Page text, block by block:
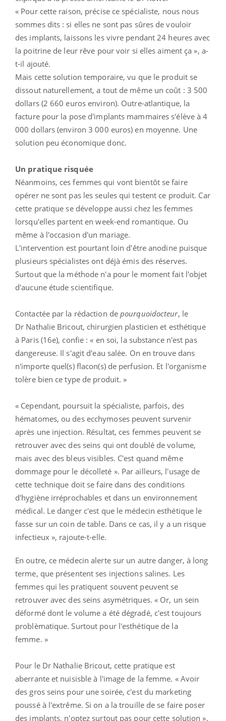
durée de 24h seulement, leur poitrine.
Une solution peu économique
Selon le
New York Times
, les femmes intéressées ont
différents profils. Par exemple, il peut s'agir de
femmes prêtes à réaliser une augmentation mammaire
définitive. « Nous pouvons prendre des photos et les
mettre sur des ordinateurs, mais celles-ci sont parfois
peu réalistes et peuvent mener à de faux espoirs », a
expliqué à la presse américaine le Dr Rowe.
« Pour cette raison, précise ce spécialiste, nous nous
sommes dits : si elles ne sont pas sûres de vouloir
des implants, laissons les vivre pendant 24 heures avec
la poitrine de leur rêve pour voir si elles aiment ça », a-
Mais cette solution temporaire, vu que le produit se
dissout naturellement, a tout de même un coût : 3 500
dollars (2 660 euros environ). Outre-atlantique, la
facture pour la pose d'implants mammaires s'élève à 4
000 dollars (environ 3 000 euros) en moyenne. Une
solution peu économique donc.
Néanmoins, ces femmes qui vont bientôt se faire
opérer ne sont pas les seules qui testent ce produit. Car
cette pratique se développe aussi chez les femmes
lorsqu'elles partent en
week-end romantique. Ou
même à l'occasion d'un mariage.
L'intervention est pourtant loin d'être anodine puisque
plusieurs spécialistes ont déjà émis des réserves.
Surtout que la méthode n'a pour le moment fait l'objet
d'aucune étude scientifique.
Contactée par la rédaction de pourquoidocteur
Dr Nathalie Bricout, chirurgien plasticien et esthétique
à Paris (16e), confie : « en soi, la substance n'est pas
dangereuse. Il s'agit d'eau salée. On en trouve dans
n'importe quel(s) flacon(s) de perfusion. Et l'organisme
tolère bien ce type de produit. »
« Cependant, poursuit la spécialiste, parfois, des
hématomes, ou des ecchymoses peuvent survenir
après une injection. Résultat, ces femmes peuvent se
retrouver avec des seins qui ont doublé de volume,
mais avec des bleus visibles. C'est quand même
dommage pour le décolleté ». Par ailleurs, l'usage de
cette technique doit se faire dans des conditions
d'hygiène irréprochables et dans un environnement
médical. Le danger c'est que le médecin esthétique le
infectieux », rajoute-t-elle.
En outre, ce médecin alerte sur un autre danger, à long
terme, que présentent ses injections salines. Les
femmes qui les pratiquent souvent peuvent se